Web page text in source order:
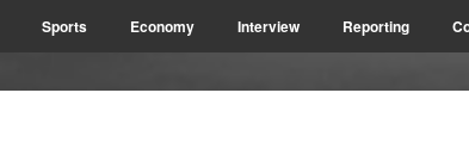
Sports Economy Interview Reporting